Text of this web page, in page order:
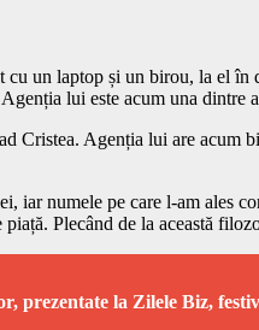
un laptop și un birou, la el
lui este acum una dintre
Cristea. Agenția lui are
iar numele pe care l-am ales
Plecând de la această
prezentate la Zilele Biz,